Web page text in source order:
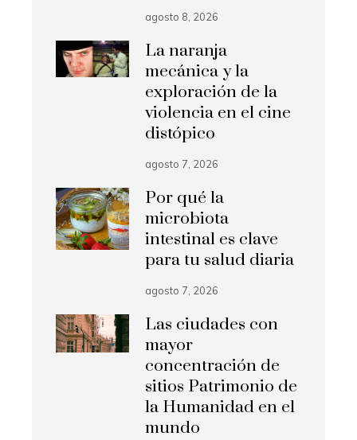
agosto 8, 2026
La naranja
mecánica y la
exploración de la
violencia en el cine
distópico
agosto 7, 2026
Por qué la
microbiota
intestinal es clave
para tu salud diaria
agosto 7, 2026
Las ciudades con
mayor
concentración de
sitios Patrimonio de
la Humanidad en el
mundo